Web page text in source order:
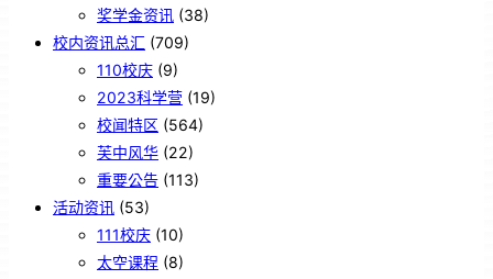
奖学金资讯 (38)
校内资讯总汇 (709)
110校庆 (9)
2023科学营 (19)
校闻特区 (564)
芙中风华 (22)
重要公告 (113)
活动资讯 (53)
111校庆 (10)
太空课程 (8)